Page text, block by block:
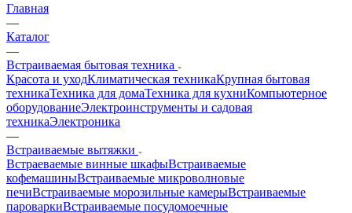
Главная
—
Каталог
—
Встраиваемая бытовая техника
Красота и уходКлиматическая техникаКрупная бытовая
техникаТехника для домаТехника для кухниКомпьютерное
оборудованиеЭлектроинструменты и садовая
техникаЭлектроника
—
Встраиваемые вытяжки
Встраеваемые винные шкафыВстраиваемые
кофемашиныВстраиваемые микроволновые
печиВстраиваемые морозильные камерыВстраиваемые
пароваркиВстраиваемые посудомоечные